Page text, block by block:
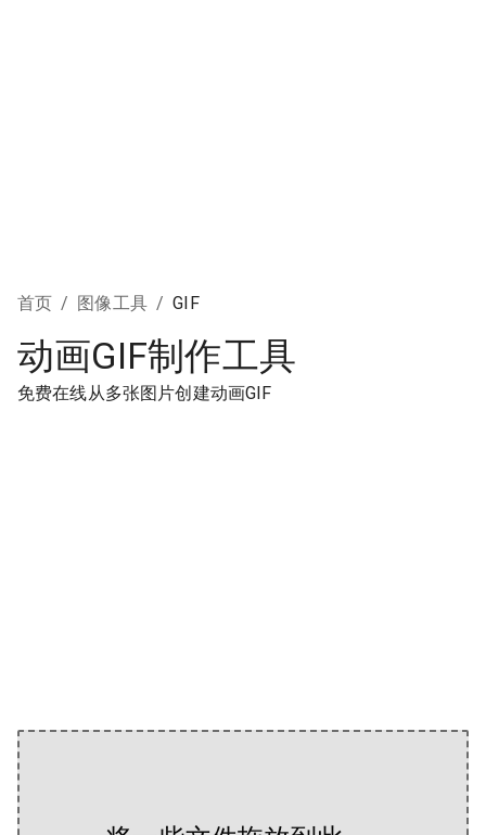
首页 / 图像工具 / GIF
动画GIF制作工具
免费在线从多张图片创建动画GIF